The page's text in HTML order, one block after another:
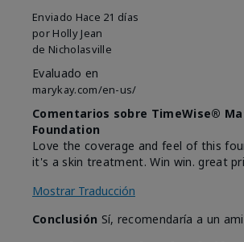
Enviado Hace 21 días
por Holly Jean
de Nicholasville
Evaluado en
marykay.com/en-us/
Comentarios sobre TimeWise®
Foundation
Love the coverage and feel of this
it's a skin treatment. Win win. great
Mostrar Traducción
Conclusión Sí, recomendaría a un